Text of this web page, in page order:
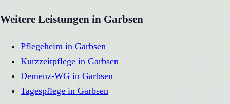
Weitere Leistungen in Garbsen
Pflegeheim in Garbsen
Kurzzeitpflege in Garbsen
Demenz-WG in Garbsen
Tagespflege in Garbsen